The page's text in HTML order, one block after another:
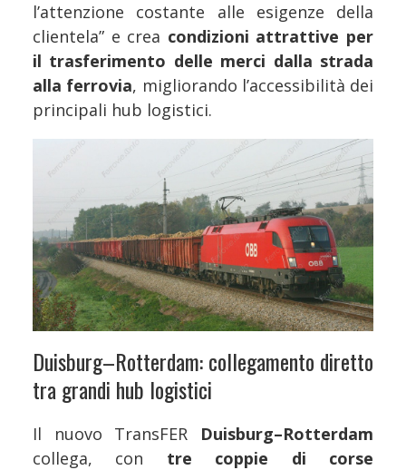
l’attenzione costante alle esigenze della
clientela” e crea condizioni attrattive per
il trasferimento delle merci dalla strada
alla ferrovia, migliorando l’accessibilità dei
principali hub logistici.
Duisburg–Rotterdam: collegamento diretto
tra grandi hub logistici
Il nuovo TransFER Duisburg–Rotterdam
collega, con tre coppie di corse